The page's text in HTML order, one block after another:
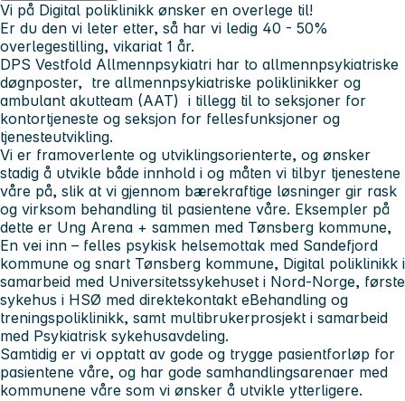
Vi på Digital poliklinikk ønsker en overlege til!
Er du den vi leter etter, så har vi ledig 40 - 50%
overlegestilling, vikariat 1 år.
DPS Vestfold Allmennpsykiatri har to allmennpsykiatriske
døgnposter, tre allmennpsykiatriske poliklinikker og
ambulant akutteam (AAT) i tillegg til to seksjoner for
kontortjeneste og seksjon for fellesfunksjoner og
tjenesteutvikling.
Vi er framoverlente og utviklingsorienterte, og ønsker
stadig å utvikle både innhold i og måten vi tilbyr tjenestene
våre på, slik at vi gjennom bærekraftige løsninger gir rask
og virksom behandling til pasientene våre. Eksempler på
dette er Ung Arena + sammen med Tønsberg kommune,
En vei inn – felles psykisk helsemottak med Sandefjord
kommune og snart Tønsberg kommune, Digital poliklinikk i
samarbeid med Universitetssykehuset i Nord-Norge, første
sykehus i HSØ med direktekontakt eBehandling og
treningspoliklinikk, samt multibrukerprosjekt i samarbeid
med Psykiatrisk sykehusavdeling.
Samtidig er vi opptatt av gode og trygge pasientforløp for
pasientene våre, og har gode samhandlingsarenaer med
kommunene våre som vi ønsker å utvikle ytterligere.